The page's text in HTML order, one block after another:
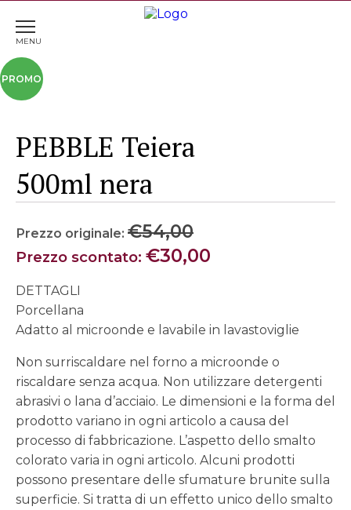
Home Tavola & Cucina> PEBBLE Teiera 500ml nera
PEBBLE Teiera
500ml nera
€54,00Il
prezzo
€54,00.
€30,00
DETTAGLI
Porcellana
Adatto al microonde e lavabile in lavastoviglie
Non surriscaldare nel forno a microonde o
riscaldare senza acqua. Non utilizzare detergenti
abrasivi o lana d’acciaio. Le dimensioni e la forma del
prodotto variano in ogni articolo a causa del
processo di fabbricazione. L’aspetto dello smalto
colorato varia in ogni articolo. Alcuni prodotti
possono presentare delle sfumature brunite sulla
superficie. Si tratta di un effetto unico dello smalto